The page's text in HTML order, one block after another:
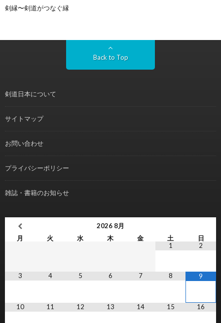
剣縁〜剣道がつなぐ縁
Back to Top
剣道日本について
サイトマップ
お問い合わせ
プライバシーポリシー
雑誌・書籍のお知らせ
2026 8月
月
火 水 木 金 土
日
1
2
3 4 5 6 7 8 9
10 11 12 13 14 15 16